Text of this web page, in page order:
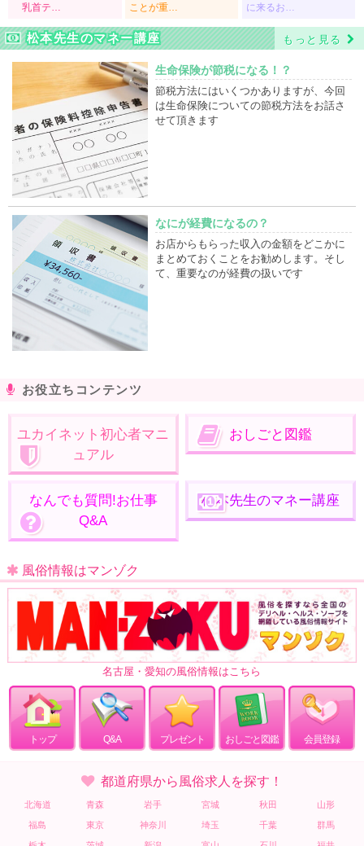
乳首テ…
ことが重…
に来るお…
松本先生のマネー講座 もっと見る
生命保険が節税になる！？
節税方法にはいくつかありますが、今回
は生命保険についての節税方法をお話さ
せて頂きます
なにが経費になるの？
お店からもらった収入の金額をどこかに
まとめておくことをお勧めします。そし
て、重要なのが経費の扱いです
お役立ちコンテンツ
ユカイネット初心者マニ
ュアル
おしごと図鑑
なんでも質問!お仕事
Q&A
松本先生のマネー講座
風俗情報はマンゾク
名古屋・愛知の風俗情報はこちら
トップ Q&A プレゼント おしごと図鑑 会員登録
都道府県から風俗求人を探す！
北海道 青森 岩手 宮城 秋田 山形
福島 東京 神奈川 埼玉 千葉 群馬